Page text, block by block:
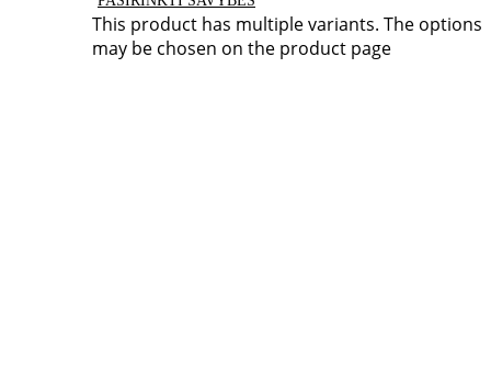
This product has multiple variants. The options
may be chosen on the product page